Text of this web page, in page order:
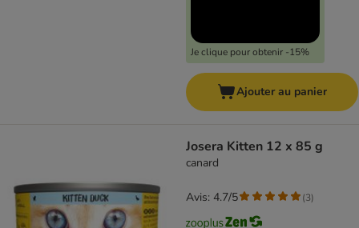
Je clique pour obtenir -15%
Ajouter au panier
Josera Kitten 12 x 85 g
canard
Avis: 4.7/5 (3)